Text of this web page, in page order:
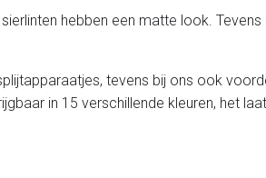
hebben een matte look.
tevens bij ons ook
in 15 verschillende kleuren, het